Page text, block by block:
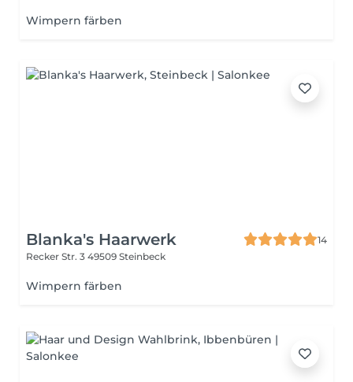
Wimpern färben
Blanka's Haarwerk
14
Recker Str. 3 49509 Steinbeck
Wimpern färben